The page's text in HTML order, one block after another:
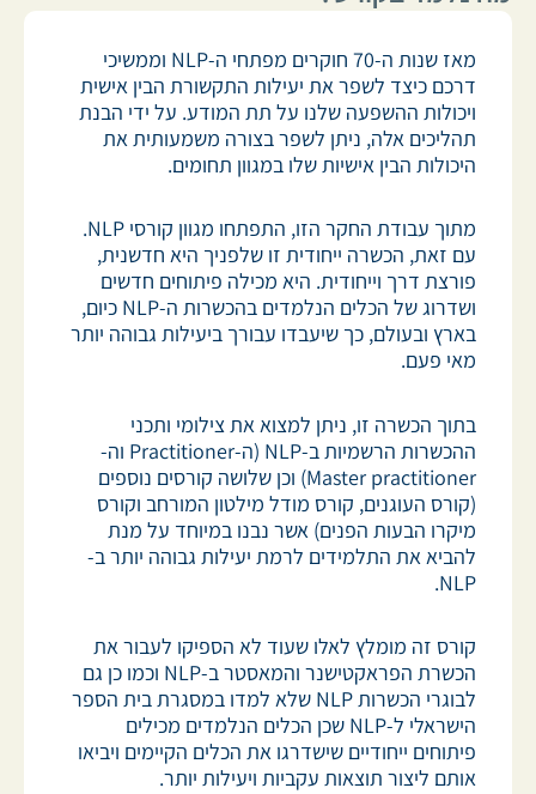
לספר ליצור
מאז שנות ה-70 חוקרים מפתחי ה-NLP וממשיכי
דרכם כיצד לשפר את יעילות התקשורת הבין אישית
ויכולות ההשפעה שלנו על תת המודע. על ידי הבנת
תהליכים אלה, ניתן לשפר בצורה משמעותית את
היכולות הבין אישיות שלו במגוון תחומים.
מתוך עבודת החקר הזו, התפתחו מגוון קורסי NLP.
עם זאת, הכשרה ייחודית זו שלפניך היא חדשנית,
פורצת דרך וייחודית. היא מכילה פיתוחים חדשים
ושדרוג של הכלים הנלמדים בהכשרות ה-NLP כיום,
בארץ ובעולם, כך שיעבדו עבורך ביעילות גבוהה יותר
מאי פעם.
בתוך הכשרה זו, ניתן למצוא את צילומי ותכני
ההכשרות הרשמיות ב-NLP (ה-Practitioner וה-
Master practitioner) וכן שלושה קורסים נוספים
(קורס העוגנים, קורס מודל מילטון המורחב וקורס
מיקרו הבעות הפנים) אשר נבנו במיוחד על מנת
להביא את התלמידים לרמת יעילות גבוהה יותר ב-
NLP.
קורס זה מומלץ לאלו שעוד לא הספיקו לעבור את
הכשרת הפראקטישנר והמאסטר ב-NLP וכמו כן גם
לבוגרי הכשרות NLP שלא למדו במסגרת בית הספר
הישראלי ל-NLP שכן הכלים הנלמדים מכילים
פיתוחים ייחודיים שישדרגו את הכלים הקיימים ויביאו
אותם ליצור תוצאות עקביות ויעילות יותר.